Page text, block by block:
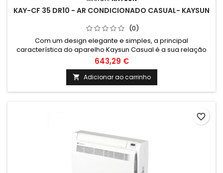
KAY-CF 35 DR10 - AR CONDICIONADO CASUAL- KAYSUN
(0)
Com um design elegante e simples, a principal
característica do aparelho Kaysun Casual é a sua relação
preço / desempenho. Incorpora toda a tecnologia KAYSUN,
com o preço mais acessível da gama.
643,29 €
 Adicionar ao carrinho
favorite_border